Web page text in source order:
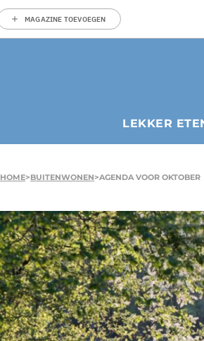
MAGAZINE TOEVOEGEN
LEKKER
HOME>BUITENWONEN>AGENDA VOOR OKTOBER